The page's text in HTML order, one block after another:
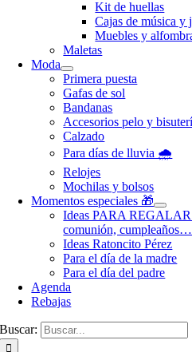
Kit de huellas
Cajas de música y
Muebles y
Maletas
Moda
Primera puesta
Gafas de sol
Bandanas
Accesorios pelo y
Calzado
Para días de lluvia 🌧️
Relojes
Mochilas y bolsos
Momentos especiales 🎁
Ideas PARA
comunión, cumpleaños…
Ideas Ratoncito Pérez
Para el día de la madre
Para el día del padre
Agenda
Rebajas
Buscar: